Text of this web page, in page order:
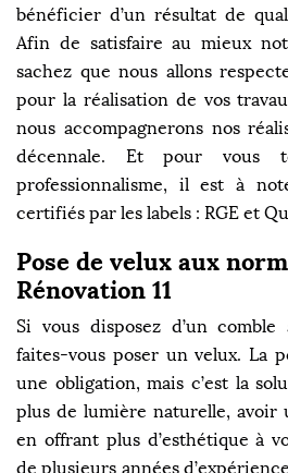
bénéficier d’un résultat de
Afin de satisfaire au mieux
sachez que nous allons
pour la réalisation de vos
nous accompagnerons nos
décennale. Et pour vous
professionnalisme, il est à
certifiés par les labels : RGE et
Pose de velux aux
Rénovation 11
Si vous disposez d’un comble
faites-vous poser un velux. La
une obligation, mais c’est la
plus de lumière naturelle, avoir
en offrant plus d’esthétique à
de plusieurs années